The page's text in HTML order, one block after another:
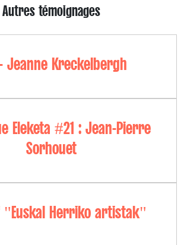
Autres témoignages
Jeanne Kreckelbergh
Eleketa #21 : Jean-Pierre
Sorhouet
"Euskal Herriko artistak"